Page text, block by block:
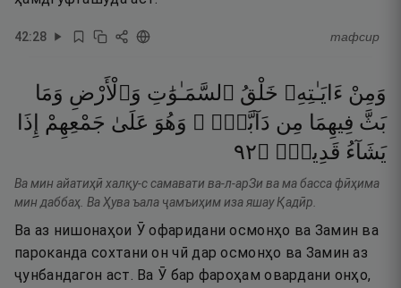
42:28 тафсир
وَمِنْ ءَايَـٰتِهِۦ خَلْقُ ٱلسَّمَـٰوَٰتِ وَٱلْأَرْضِ وَمَا
بَثَّ فِيهِمَا مِن دَآبَّةٍۢ ۚ وَهُوَ عَلَىٰ جَمْعِهِمْ
إِذَا
يَشَآءُ قَدِيرٌۭ ۝٢٩
Ва мин айатиҳӣ халқу-с самавати ва-л-арЗи ва ма басса фӣҳима
мин даббаҳ. Ва Ҳува ъала ҷамъиҳим иза яшау Қадӣр.
Ва аз нишонаҳои Ӯ офаридани осмонҳо ва Замин ва
пароканда сохтани он чӣ дар осмонҳо ва Замин аз
ҷунбандагон аст. Ва Ӯ бар фароҳам овардани онҳо,